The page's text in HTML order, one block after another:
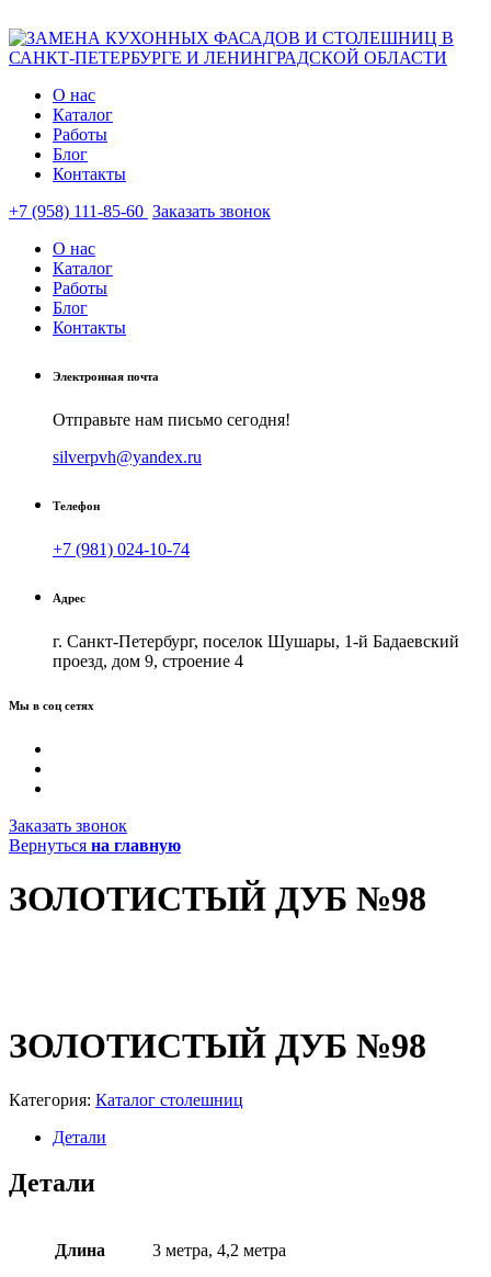
О нас
Каталог
Работы
Блог
Контакты
+7 (958) 111-85-60 Заказать звонок
О нас
Каталог
Работы
Блог
Контакты
Электронная почта
Отправьте нам письмо сегодня!
silverpvh@yandex.ru
Телефон
+7 (981) 024-10-74
Адрес
г. Санкт-Петербург, поселок Шушары, 1-й Бадаевский
проезд, дом 9, строение 4
Мы в соц сетях
Заказать звонок
Вернуться на главную
ЗОЛОТИСТЫЙ ДУБ №98
ЗОЛОТИСТЫЙ ДУБ №98
Категория: Каталог столешниц
Детали
Детали
Длина 3 метра, 4,2 метра